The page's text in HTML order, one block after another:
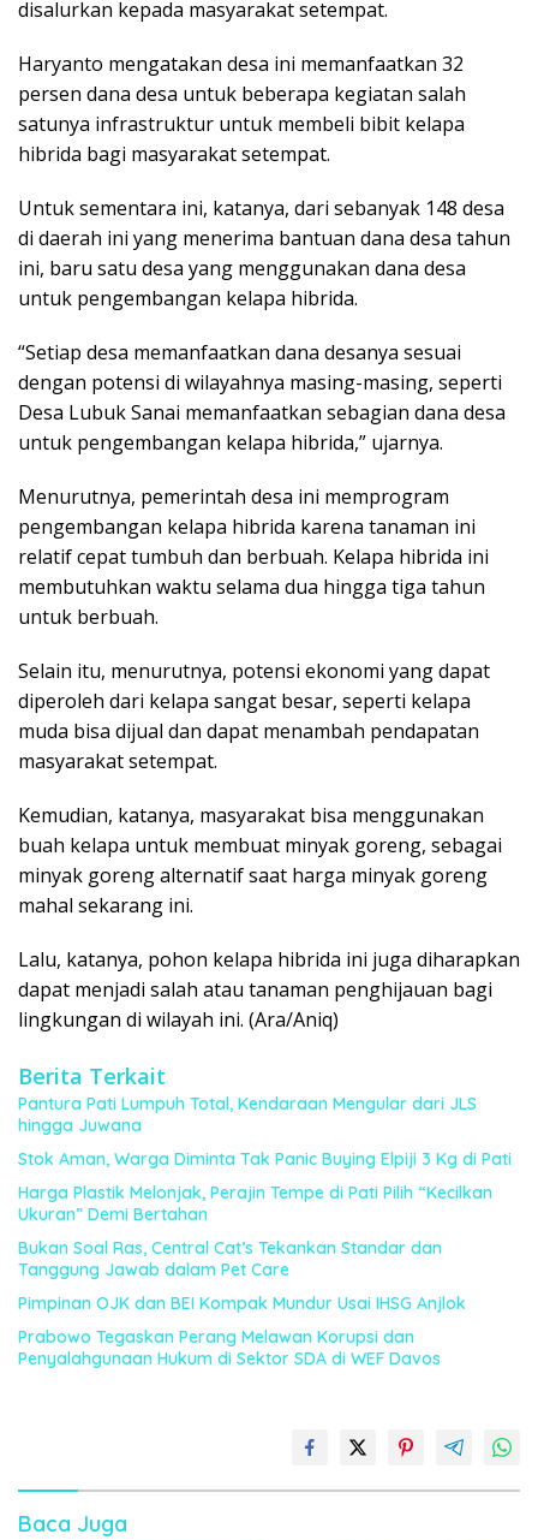
disalurkan kepada masyarakat setempat.
Haryanto mengatakan desa ini memanfaatkan 32
persen dana desa untuk beberapa kegiatan salah
satunya infrastruktur untuk membeli bibit kelapa
hibrida bagi masyarakat setempat.
Untuk sementara ini, katanya, dari sebanyak 148 desa
di daerah ini yang menerima bantuan dana desa tahun
ini, baru satu desa yang menggunakan dana desa
untuk pengembangan kelapa hibrida.
“Setiap desa memanfaatkan dana desanya sesuai
dengan potensi di wilayahnya masing-masing, seperti
Desa Lubuk Sanai memanfaatkan sebagian dana desa
untuk pengembangan kelapa hibrida,” ujarnya.
Menurutnya, pemerintah desa ini memprogram
pengembangan kelapa hibrida karena tanaman ini
relatif cepat tumbuh dan berbuah. Kelapa hibrida ini
membutuhkan waktu selama dua hingga tiga tahun
untuk berbuah.
Selain itu, menurutnya, potensi ekonomi yang dapat
diperoleh dari kelapa sangat besar, seperti kelapa
muda bisa dijual dan dapat menambah pendapatan
masyarakat setempat.
Kemudian, katanya, masyarakat bisa menggunakan
buah kelapa untuk membuat minyak goreng, sebagai
minyak goreng alternatif saat harga minyak goreng
mahal sekarang ini.
Lalu, katanya, pohon kelapa hibrida ini juga diharapkan
dapat menjadi salah atau tanaman penghijauan bagi
lingkungan di wilayah ini. (Ara/Aniq)
Berita Terkait
Pantura Pati Lumpuh Total, Kendaraan Mengular dari JLS
hingga Juwana
Stok Aman, Warga Diminta Tak Panic Buying Elpiji 3 Kg di Pati
Harga Plastik Melonjak, Perajin Tempe di Pati Pilih “Kecilkan
Ukuran” Demi Bertahan
Bukan Soal Ras, Central Cat’s Tekankan Standar dan
Tanggung Jawab dalam Pet Care
Pimpinan OJK dan BEI Kompak Mundur Usai IHSG Anjlok
Prabowo Tegaskan Perang Melawan Korupsi dan
Penyalahgunaan Hukum di Sektor SDA di WEF Davos
Baca Juga